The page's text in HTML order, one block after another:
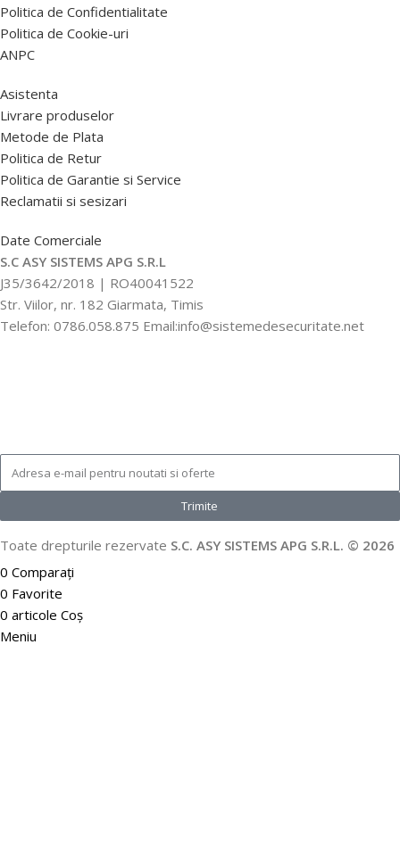
Politica de Confidentialitate
Politica de Cookie-uri
ANPC
Asistenta
Livrare produselor
Metode de Plata
Politica de Retur
Politica de Garantie si Service
Reclamatii si sesizari
Date Comerciale
S.C ASY SISTEMS APG S.R.L
J35/3642/2018 | RO40041522
Str. Viilor, nr. 182 Giarmata, Timis
Telefon: 0786.058.875 Email:info@sistemedesecuritate.net
Trimite
Toate drepturile rezervate S.C. ASY SISTEMS APG S.R.L. © 2026
0 Comparați
0 Favorite
0 articole Coș
Meniu